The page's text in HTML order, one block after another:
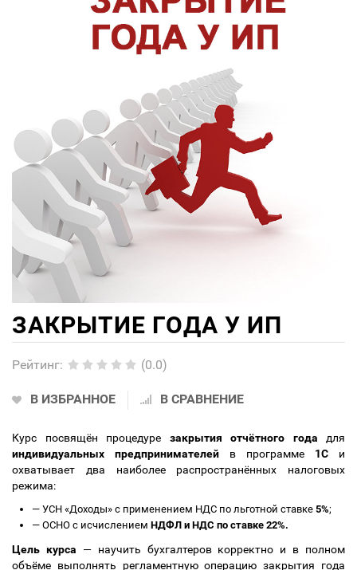
ЗАКРЫТИЕ ГОДА У ИП
Рейтинг: (0.0)
В ИЗБРАННОЕ В СРАВНЕНИЕ
Курс посвящён процедуре закрытия отчётного года для
индивидуальных предпринимателей в программе 1С и
охватывает два наиболее распространённых налоговых
режима:
— УСН «Доходы» с применением НДС по льготной ставке 5%;
— ОСНО с исчислением НДФЛ и НДС по ставке 22%.
Цель курса — научить бухгалтеров корректно и в полном
объёме выполнять регламентную операцию закрытия года